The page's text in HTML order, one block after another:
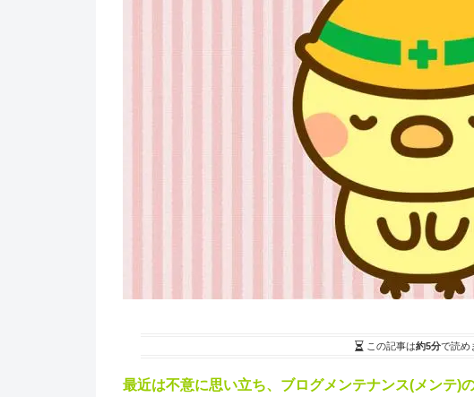
この記事は約5分で読め
最近は不意に思い立ち、ブログメンテナンス(メンテ)